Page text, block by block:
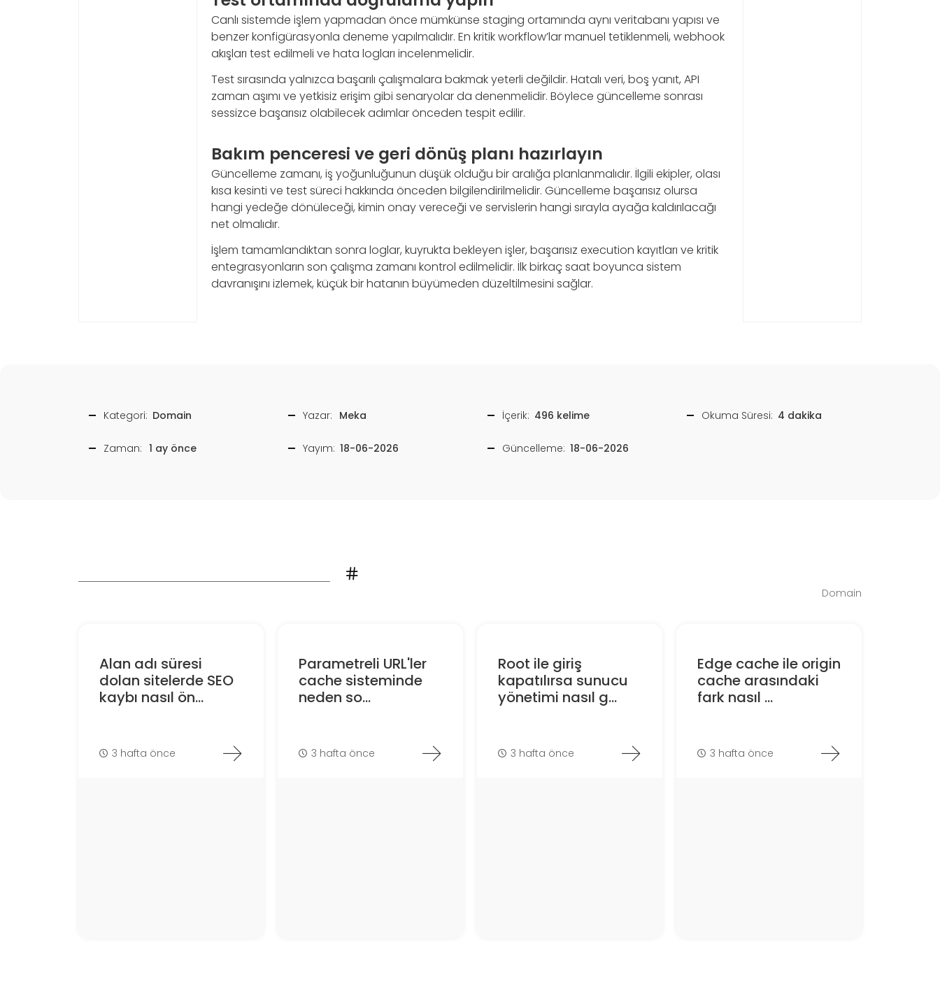
Canlı sistemde işlem yapmadan önce mümkünse staging ortamında aynı veritabanı yapısı ve
benzer konfigürasyonla deneme yapılmalıdır. En kritik workflow’lar manuel tetiklenmeli, webhook
akışları test edilmeli ve hata logları incelenmelidir.
Test sırasında yalnızca başarılı çalışmalara bakmak yeterli değildir. Hatalı veri, boş yanıt, API
zaman aşımı ve yetkisiz erişim gibi senaryolar da denenmelidir. Böylece güncelleme sonrası
sessizce başarısız olabilecek adımlar önceden tespit edilir.
Bakım penceresi ve geri dönüş planı hazırlayın
Güncelleme zamanı, iş yoğunluğunun düşük olduğu bir aralığa planlanmalıdır. İlgili ekipler, olası
kısa kesinti ve test süreci hakkında önceden bilgilendirilmelidir. Güncelleme başarısız olursa
hangi yedeğe dönüleceği, kimin onay vereceği ve servislerin hangi sırayla ayağa kaldırılacağı
net olmalıdır.
İşlem tamamlandıktan sonra loglar, kuyrukta bekleyen işler, başarısız execution kayıtları ve kritik
entegrasyonların son çalışma zamanı kontrol edilmelidir. İlk birkaç saat boyunca sistem
davranışını izlemek, küçük bir hatanın büyümeden düzeltilmesini sağlar.
Kategori: Domain Yazar: Meka İçerik: 496 kelime Okuma Süresi: 4 dakika
Zaman: 1 ay önce Yayım: 18-06-2026 Güncelleme: 18-06-2026
Domain
Alan adı süresi
dolan sitelerde SEO
kaybı nasıl ön...
3 hafta önce
Parametreli URL'ler
cache sisteminde
neden so...
3 hafta önce
Root ile giriş
kapatılırsa sunucu
yönetimi nasıl g...
3 hafta önce
Edge cache ile origin
cache arasındaki
fark nasıl ...
3 hafta önce